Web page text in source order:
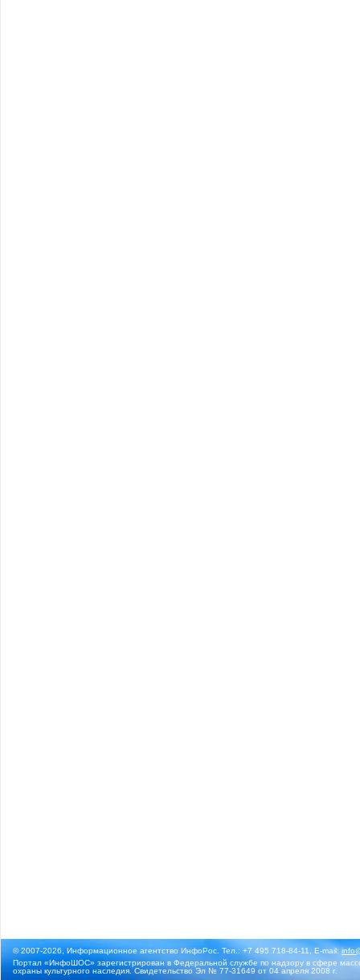
© 2007-2026, Информационное агентство ИнфоРос. Тел.: +7 495 718-84-11, E-mail:
Портал «ИнфоШОС» зарегистрирован в Федеральной службе по надзору в сфере
охраны культурного наследия. Свидетельство Эл № 77-31649 от 04 апреля 2008 г.